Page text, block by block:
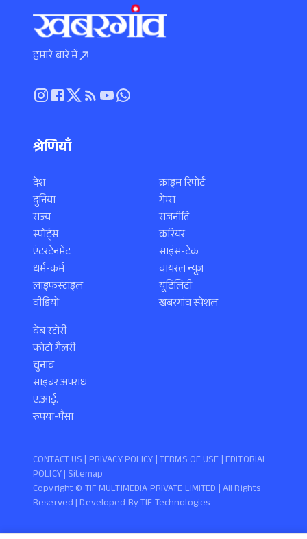
हमारे बारे में
श्रेणियाँ
देश
दुनिया
राज्य
स्पोर्ट्स
एंटरटेनमेंट
धर्म-कर्म
लाइफस्टाइल
वीडियो
क्राइम रिपोर्ट
गेम्स
राजनीति
करियर
साइंस-टेक
वायरल न्यूज़
यूटिलिटी
खबरगांव स्पेशल
वेब स्टोरी
फोटो गैलरी
चुनाव
साइबर अपराध
ए.आई.
रुपया-पैसा
Copyright ©️ TIF MULTIMEDIA PRIVATE LIMITED | All Rights
Reserved | Developed ByTIF Technologies
CONTACT US | PRIVACY POLICY |TERMS OF USE | EDITORIAL
POLICY| Sitemap